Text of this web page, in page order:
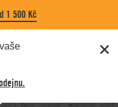
1 500 Kč